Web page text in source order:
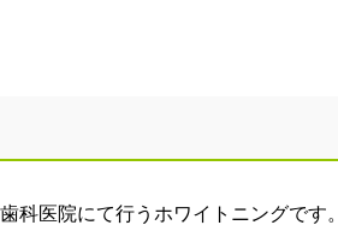
歯科医院にて行うホワイトニングです。